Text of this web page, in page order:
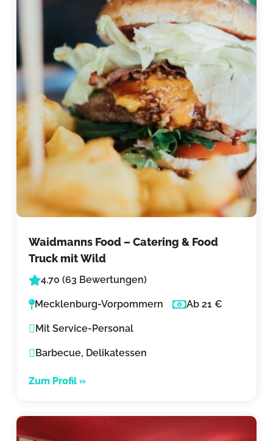
Waidmanns Food – Catering & Food
Truck mit Wild
4.70 (63 Bewertungen)
Mecklenburg-Vorpommern Ab 21 €
Mit Service-Personal
Barbecue, Delikatessen
Zum Profil »